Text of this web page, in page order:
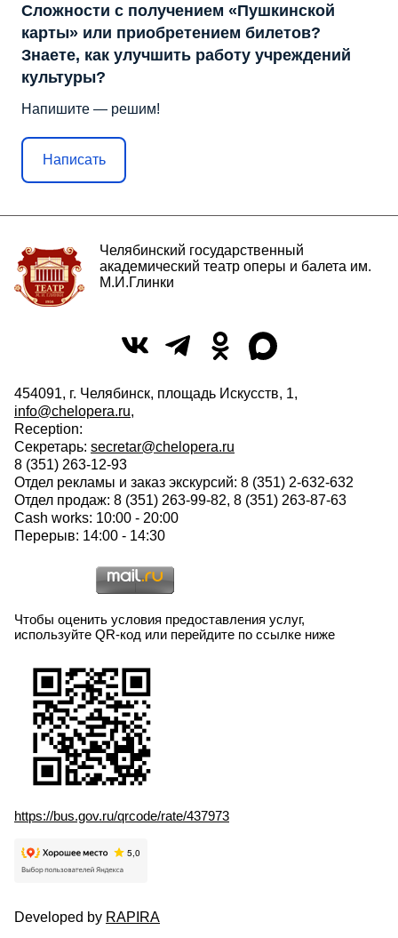
Сложности с получением «Пушкинской
карты» или приобретением билетов?
Знаете, как улучшить работу учреждений
культуры?
Напишите — решим!
Написать
Челябинский государственный
академический театр оперы и балета им.
М.И.Глинки
454091, г. Челябинск, площадь Искусств, 1,
info@chelopera.ru,
Reception:
Секретарь: secretar@chelopera.ru
8 (351) 263-12-93
Отдел рекламы и заказ экскурсий: 8 (351) 2-632-632
Отдел продаж: 8 (351) 263-99-82, 8 (351) 263-87-63
Cash works: 10:00 - 20:00
Перерыв: 14:00 - 14:30
Чтобы оценить условия предоставления услуг,
используйте QR-код или перейдите по ссылке ниже
https://bus.gov.ru/qrcode/rate/437973
Developed by RAPIRA